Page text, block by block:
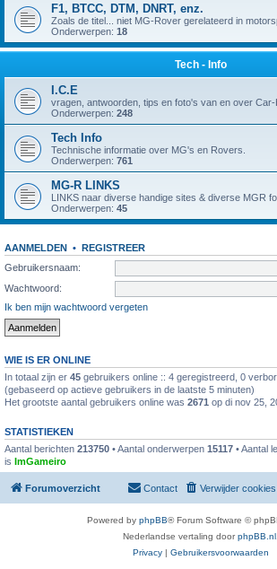
F1, BTCC, DTM, DNRT, enz.
Zoals de titel... niet MG-Rover gerelateerd in
Onderwerpen: 18
Tech - Info
I.C.E
vragen, antwoorden, tips en foto's van en over Car-
Onderwerpen: 248
Tech Info
Technische informatie over MG's en Rovers.
Onderwerpen: 761
MG-R LINKS
LINKS naar diverse handige sites & diverse MGR
Onderwerpen: 45
AANMELDEN • REGISTREER
Gebruikersnaam:
Wachtwoord:
Ik ben mijn wachtwoord vergeten
WIE IS ER ONLINE
In totaal zijn er 45 gebruikers online :: 4 geregistreerd, 0
(gebaseerd op actieve gebruikers in de laatste 5 minuten)
Het grootste aantal gebruikers online was 2671 op di nov 25,
STATISTIEKEN
Aantal berichten 213750 • Aantal onderwerpen 15117 • Aantal
is ImGameiro
Forumoverzicht Verwijder cookies
Contact
Powered by phpBB® Forum Software ©
Nederlandse vertaling doorphpBB.nl
Privacy | Gebruikersvoorwaarden